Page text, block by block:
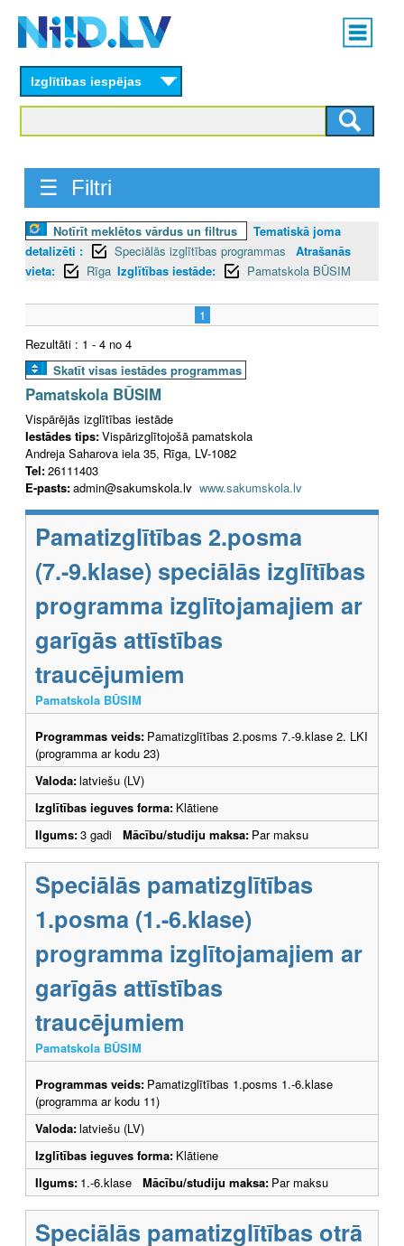
content
Main
menu
Izglītības iespējas
☰ Filtri
Notīrīt meklētos vārdus un filtrus
Tematiskā joma
detalizēti :
Speciālās izglītības programmas
Atrašanās
vieta:
Rīga Izglītības iestāde: Pamatskola BŪSIM
1
Rezultāti : 1 - 4 no 4
Skatīt visas iestādes programmas
Pamatskola BŪSIM
Vispārējās izglītības iestāde
Iestādes tips:Vispārizglītojošā pamatskola
Andreja Saharova iela 35, Rīga, LV-1082
Tel:26111403
E-pasts:admin@sakumskola.lv www.sakumskola.lv
Pamatizglītības 2.posma
(7.-9.klase) speciālās izglītības
programma izglītojamajiem ar
garīgās attīstības
traucējumiem
Pamatskola BŪSIM
Programmas veids: Pamatizglītības 2.posms 7.-9.klase 2. LKI
(programma ar kodu 23)
Valoda:latviešu (LV)
Izglītības ieguves forma: Klātiene
Ilgums:3 gadi Mācību/studiju maksa: Par maksu
Speciālās pamatizglītības
1.posma (1.-6.klase)
programma izglītojamajiem ar
garīgās attīstības
traucējumiem
Pamatskola BŪSIM
Programmas veids: Pamatizglītības 1.posms 1.-6.klase
(programma ar kodu 11)
Valoda:latviešu (LV)
Izglītības ieguves forma: Klātiene
Ilgums: 1.-6.klase Mācību/studiju maksa: Par maksu
Speciālās pamatizglītības otrā